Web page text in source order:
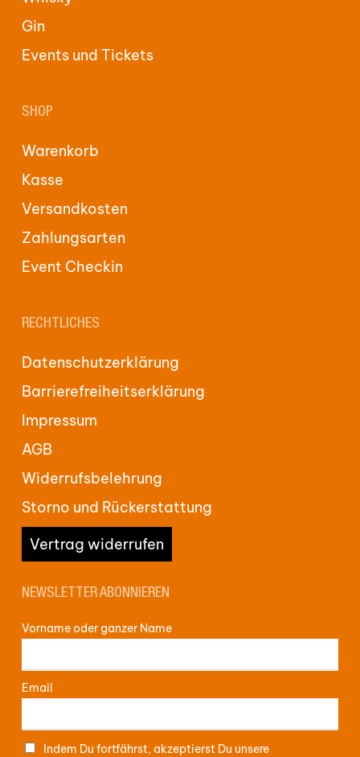
Gin
Events und Tickets
SHOP
Warenkorb
Kasse
Versandkosten
Zahlungsarten
Event Checkin
RECHTLICHES
Datenschutzerklärung
Barrierefreiheitserklärung
Impressum
AGB
Widerrufsbelehrung
Storno und Rückerstattung
Vertrag widerrufen
NEWSLETTER ABONNIEREN
Vorname oder ganzer Name
Email
Indem Du fortfährst, akzeptierst Du unsere